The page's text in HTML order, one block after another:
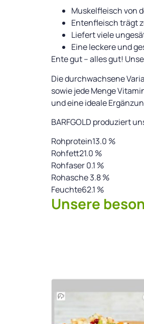
Muskelfleisch von
Entenfleisch trägt
Liefert viele
Eine leckere und
Ente gut – alles gut!
Die durchwachsene
sowie jede Menge
und eine ideale
BARFGOLD produziert
Rohprotein13.0 %
Rohfett21.0 %
Rohfaser 0.1 %
Rohasche 3.8 %
Feuchte62.1 %
Unsere